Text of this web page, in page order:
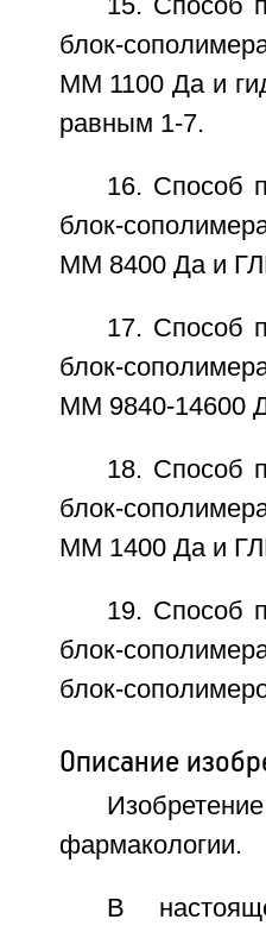
15. Способ
блок-
ММ 1100 Да и
равным 1-7.
16. Способ
блок-
ММ 8400 Да и
17. Способ
блок-
ММ 9840-14600
18. Способ
блок-
ММ 1400 Да и
19. Способ
блок-
блок-
Описание
фармакологии.
В